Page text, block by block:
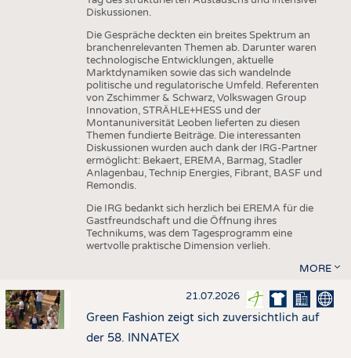
Diskussionen.
Die Gespräche deckten ein breites Spektrum an
branchenrelevanten Themen ab. Darunter waren
technologische Entwicklungen, aktuelle
Marktdynamiken sowie das sich wandelnde
politische und regulatorische Umfeld. Referenten
von Zschimmer & Schwarz, Volkswagen Group
Innovation, STRÄHLE+HESS und der
Montanuniversität Leoben lieferten zu diesen
Themen fundierte Beiträge. Die interessanten
Diskussionen wurden auch dank der IRG-Partner
ermöglicht: Bekaert, EREMA, Barmag, Stadler
Anlagenbau, Technip Energies, Fibrant, BASF und
Remondis.
Die IRG bedankt sich herzlich bei EREMA für die
Gastfreundschaft und die Öffnung ihres
Technikums, was dem Tagesprogramm eine
wertvolle praktische Dimension verlieh.
MORE
21.07.2026
Green Fashion zeigt sich zuversichtlich auf
der 58. INNATEX